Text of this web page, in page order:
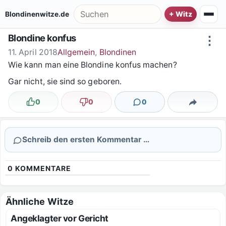
Blondinenwitze.de Suche nach:
⋮
Blondine konfus
11. April 2018Allgemein, Blondinen
Wie kann man eine Blondine konfus machen?
Gar nicht, sie sind so geboren.
Lustig
0 Nicht lustig
0 0
Kommentare Teilen
Schreib den ersten Kommentar …
0 KOMMENTARE
Ähnliche Witze
Angeklagter vor Gericht